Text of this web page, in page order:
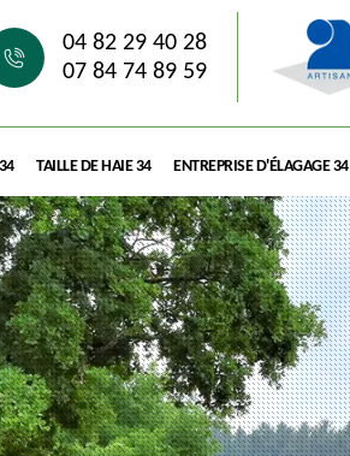
04 82 29 40 28
07 84 74 89 59
TAILLE DE HAIE 34 ENTREPRISE D'ÉLAGAGE 34